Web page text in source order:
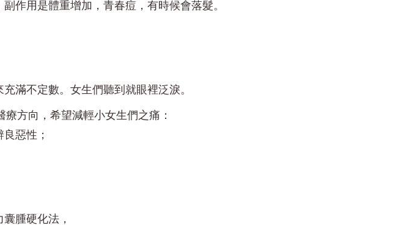
作用是體重增加，青春痘，有時候會落髮。
滿不定數。女生們聽到就眼裡泛淚。
療方向，希望減輕小女生們之痛：
惡性；
腫硬化法，